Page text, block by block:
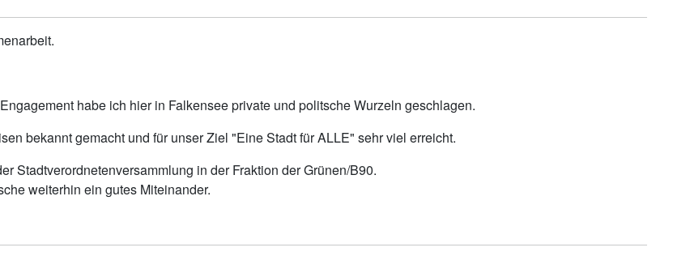
habe ich hier in Falkensee private und politsche Wurzeln geschlagen.
bekannt gemacht und für unser Ziel "Eine Stadt für ALLE" sehr viel erreicht.
Stadtverordnetenversammlung in der Fraktion der Grünen/B90.
weiterhin ein gutes Miteinander.